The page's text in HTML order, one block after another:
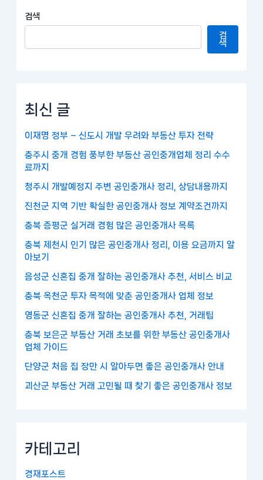
검색
검
색
최신 글
이재명 정부 – 신도시 개발 우려와 부동산 투자 전략
충주시 중개 경험 풍부한 부동산 공인중개업체 정리 수수
료까지
청주시 개발예정지 주변 공인중개사 정리, 상담내용까지
진천군 지역 기반 확실한 공인중개사 정보 계약조건까지
충북 증평군 실거래 경험 많은 공인중개사 목록
충북 제천시 인기 많은 공인중개사 정리, 이용 요금까지 알
아보기
음성군 신혼집 중개 잘하는 공인중개사 추천, 서비스 비교
충북 옥천군 투자 목적에 맞춘 공인중개사 업체 정보
영동군 신혼집 중개 잘하는 공인중개사 추천, 거래팁
충북 보은군 부동산 거래 초보를 위한 부동산 공인중개사
업체 가이드
단양군 처음 집 장만 시 알아두면 좋은 공인중개사 안내
괴산군 부동산 거래 고민될 때 찾기 좋은 공인중개사 정보
카테고리
경재포스트